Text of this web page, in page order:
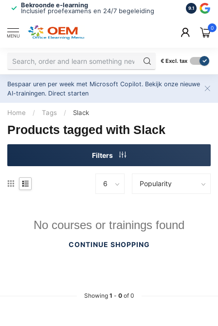
Bekroonde e-learning
Inclusief proefexamens en 24/7 begeleiding
ISO
2.500+
9.1
MENU
0
€ Excl. tax
Bespaar uren per week met Microsoft Copilot. Bekijk onze nieuwe
AI-trainingen. Direct starten
Home / Tags / Slack
Products tagged with Slack
Filters
No courses or trainings found
CONTINUE SHOPPING
Showing 1 - 0of 0